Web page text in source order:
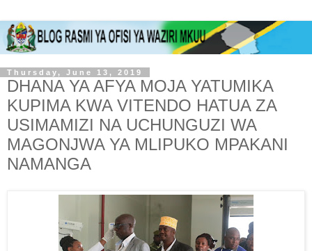
Thursday, June 13, 2019
DHANA YA AFYA MOJA YATUMIKA
KUPIMA KWA VITENDO HATUA ZA
USIMAMIZI NA UCHUNGUZI WA
MAGONJWA YA MLIPUKO MPAKANI
NAMANGA